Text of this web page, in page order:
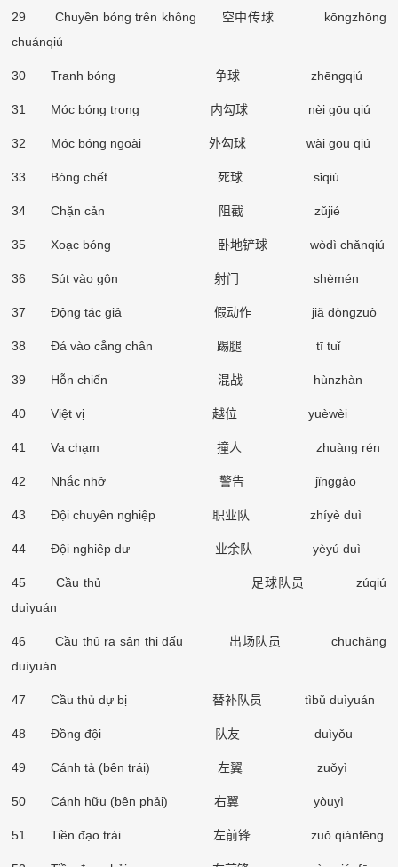
29 Chuyền bóng trên không 空中传球 kōngzhōng
chuánqiú
30 Tranh bóng 争球 zhēngqiú
31 Móc bóng trong 内勾球 nèi gōu qiú
32 Móc bóng ngoài 外勾球 wài gōu qiú
33 Bóng chết 死球 sǐqiú
34 Chặn cản 阻截 zǔjié
35 Xoạc bóng 卧地铲球 wòdì chǎnqiú
36 Sút vào gôn 射门 shèmén
37 Động tác giả 假动作 jiǎ dòngzuò
38 Đá vào cẳng chân 踢腿 tī tuǐ
39 Hỗn chiến 混战 hùnzhàn
40 Việt vị 越位 yuèwèi
41 Va chạm 撞人 zhuàng rén
42 Nhắc nhở 警告 jǐnggào
43 Đội chuyên nghiệp 职业队 zhíyè duì
44 Đội nghiêp dư 业余队 yèyú duì
45 Cầu thủ 足球队员
zúqiú
duìyuán
46 Cầu thủ ra sân thi đấu 出场队员 chūchǎng
duìyuán
47 Cầu thủ dự bị 替补队员 tìbǔ duìyuán
48 Đồng đội 队友 duìyǒu
49 Cánh tả (bên trái) 左翼 zuǒyì
50 Cánh hữu (bên phải) 右翼 yòuyì
51 Tiền đạo trái 左前锋 zuǒ qiánfēng